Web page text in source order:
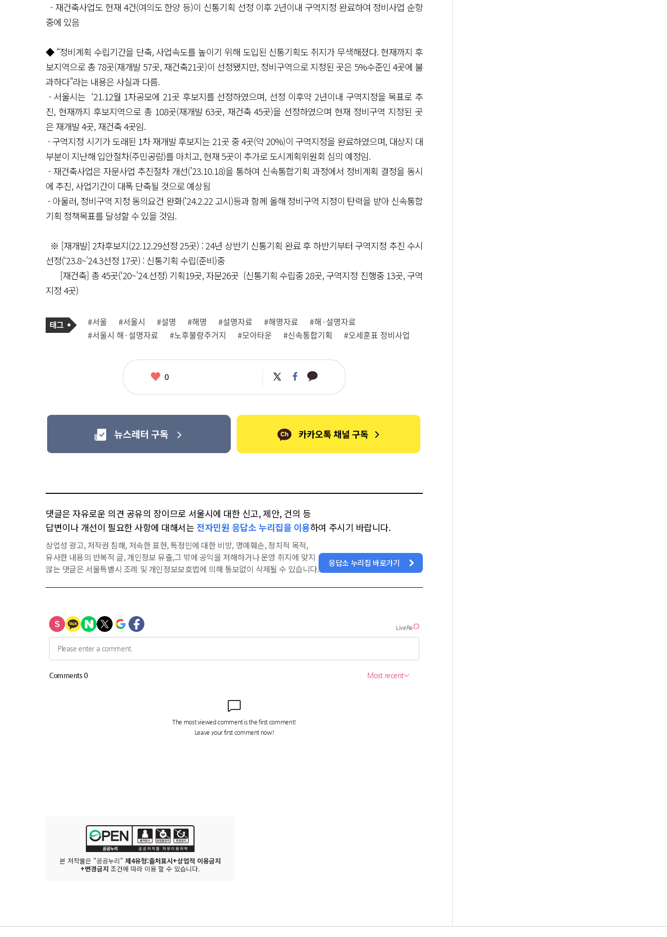
- 재건축사업도 현재 4건(여의도 한양 등)이 신통기획 선정 이후 2년이내 구역지정 완료하여 정비사업 순항
중에 있음
◆ “정비계획 수립기간을 단축, 사업속도를 높이기 위해 도입된 신통기획도 취지가 무색해졌다. 현재까지 후
보지역으로 총 78곳(재개발 57곳, 재건축21곳)이 선정됐지만, 정비구역으로 지정된 곳은 5%수준인 4곳에 불
과하다”라는 내용은 사실과 다름.
- 서울시는 ‘21.12월 1차공모에 21곳 후보지를 선정하였으며, 선정 이후약 2년이내 구역지정을 목표로 추
진, 현재까지 후보지역으로 총 108곳(재개발 63곳, 재건축 45곳)을 선정하였으며 현재 정비구역 지정된 곳
은 재개발 4곳, 재건축 4곳임.
- 구역지정 시기가 도래된 1차 재개발 후보지는 21곳 중 4곳(약 20%)이 구역지정을 완료하였으며, 대상지 대
부분이 지난해 입안절차(주민공람)를 마치고, 현재 5곳이 추가로 도시계획위원회 심의 예정임.
- 재건축사업은 자문사업 추진절차 개선(’23.10.18)을 통하여 신속통합기획 과정에서 정비계획 결정을 동시
에 추진, 사업기간이 대폭 단축될 것으로 예상됨
- 아울러, 정비구역 지정 동의요건 완화(‘24.2.22 고시)등과 함께 올해 정비구역 지정이 탄력을 받아 신속통합
기획 정책목표를 달성할 수 있을 것임.
※ [재개발] 2차후보지(22.12.29선정 25곳) : 24년 상반기 신통기획 완료 후 하반기부터 구역지정 추진 수시
선정(‘23.8~’24.3선정 17곳) : 신통기획 수립(준비)중
[재건축] 총 45곳(‘20~’24.선정) 기획19곳, 자문26곳 (신통기획 수립중 28곳, 구역지정 진행중 13곳, 구역
지정 4곳)
사
관
련
태
그
#서울 #서울시 #설명 #해명 #설명자료 #해명자료
#해·설명자료
#서울시 해·설명자료
#노후불량주거지 #모아타운 #신속통합기획 #오세훈표 정비사업
좋
0 트
위
페
이
카
카
댓글은 자유로운 의견 공유의 장이므로 서울시에 대한 신고, 제안, 건의 등
답변이나 개선이 필요한 사항에 대해서는 전자민원 응답소 누리집을 이용하여 주시기 바랍니다.
상업성 광고, 저작권 침해, 저속한 표현, 특정인에 대한 비방, 명예훼손, 정치적 목적,
유사한 내용의 반복적 글, 개인정보 유출,그 밖에 공익을 저해하거나 운영 취지에 맞지
않는 댓글은 서울특별시 조례 및 개인정보보호법에 의해 통보없이 삭제될 수 있습니다.
응답소 누리집 바로가기
본 저작물은 "공공누리" 제4유형:출처표시+상업적 이용금지
+변경금지 조건에 따라 이용 할 수 있습니다.